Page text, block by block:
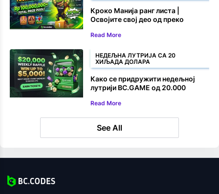
Кроко Манија ранг листа |
Освојите свој део од преко
Read More
НЕДЕЉНА ЛУТРИЈА СА 20
ХИЉАДА ДОЛАРА
Како се придружити недељној
лутрији BC.GAME од 20.000
Read More
See All